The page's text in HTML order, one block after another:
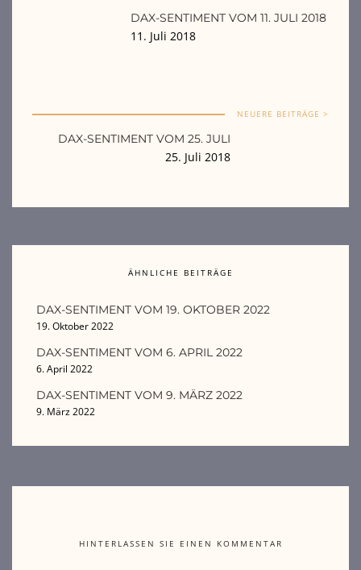
DAX-SENTIMENT VOM 11. JULI 2018
11. Juli 2018
NEUERE BEITRÄGE >
DAX-SENTIMENT VOM 25. JULI
25. Juli 2018
ÄHNLICHE BEITRÄGE
DAX-SENTIMENT VOM 19. OKTOBER 2022
19. Oktober 2022
DAX-SENTIMENT VOM 6. APRIL 2022
6. April 2022
DAX-SENTIMENT VOM 9. MÄRZ 2022
9. März 2022
HINTERLASSEN SIE EINEN KOMMENTAR